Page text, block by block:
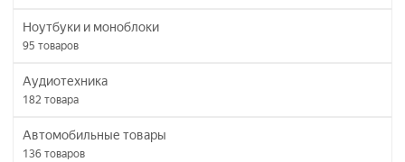
Ноутбуки и моноблоки
95 товаров
Аудиотехника
182 товара
Автомобильные товары
136 товаров